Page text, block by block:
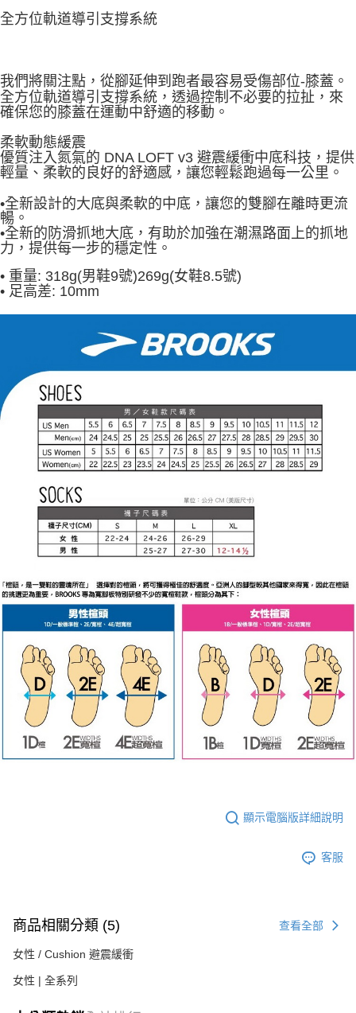
全方位軌道導引支撐系統
我們將關注點，從腳延伸到跑者最容易受傷部位-膝蓋。
全方位軌道導引支撐系統，透過控制不必要的拉扯，來
確保您的膝蓋在運動中舒適的移動。
柔軟動態緩震
優質注入氮氣的 DNA LOFT v3 避震緩衝中底科技，提供
輕量、柔軟的良好的舒適感，讓您輕鬆跑過每一公里。
•全新設計的大底與柔軟的中底，讓您的雙腳在離時更流
暢。
•全新的防滑抓地大底，有助於加強在潮濕路面上的抓地
力，提供每一步的穩定性。
• 重量: 318g(男鞋9號)269g(女鞋8.5號)
• 足高差: 10mm
顯示電腦版詳細說明
客服
商品相關分類 (5) 查看全部
女性 / Cushion 避震緩衝
女性 | 全系列